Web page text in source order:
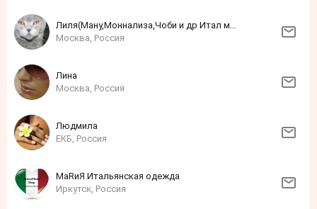
Лиля(Ману,Моннализа,Чоби и др Итал марки
Москва, Россия
Лина
Москва, Россия
Людмила
ЕКБ, Россия
МаRиЯ Итальянская одежда
Иркутск, Россия